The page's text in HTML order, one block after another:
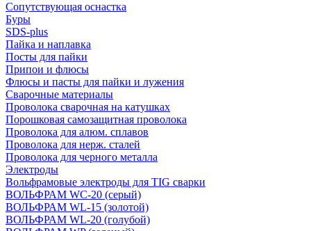
Сопутствующая оснастка
Буры
SDS-plus
Пайка и наплавка
Посты для пайки
Припои и флюсы
Флюсы и пасты для пайки и лужения
Сварочные материалы
Проволока сварочная на катушках
Порошковая самозащитная проволока
Проволока для алюм. сплавов
Проволока для нерж. сталей
Проволока для черного металла
Электроды
Вольфрамовые электроды для TIG сварки
ВОЛЬФРАМ WC-20 (серый)
ВОЛЬФРАМ WL-15 (золотой)
ВОЛЬФРАМ WL-20 (голубой)